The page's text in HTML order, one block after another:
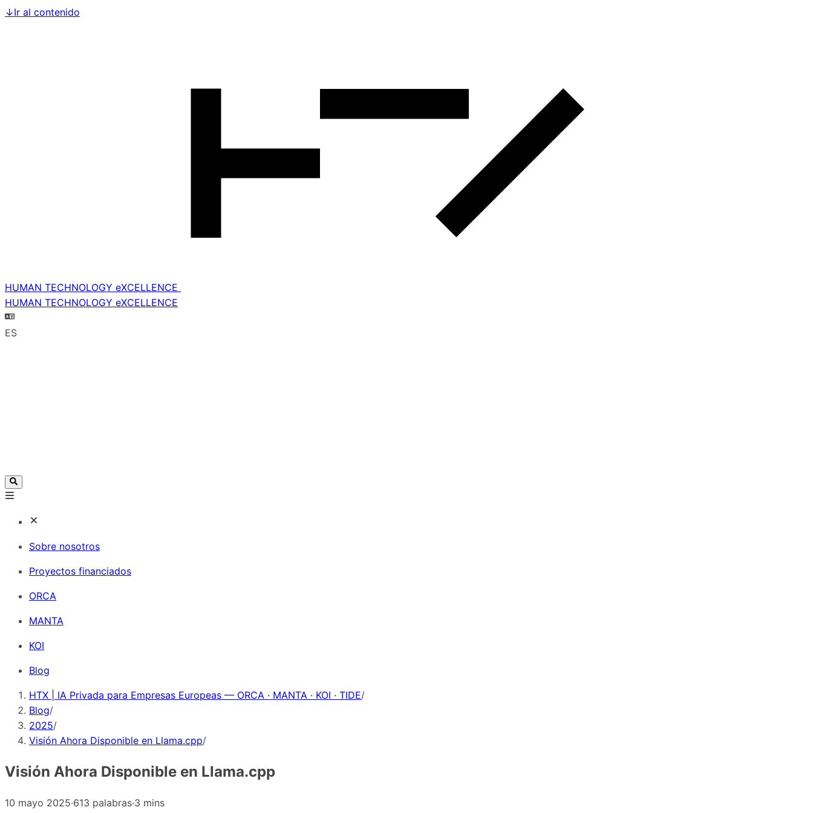
↓Ir al contenido
HUMAN TECHNOLOGY eXCELLENCE
HUMAN TECHNOLOGY eXCELLENCE
ES
Sobre nosotros
Proyectos financiados
ORCA
MANTA
KOI
Blog
HTX | IA Privada para Empresas Europeas — ORCA · MANTA · KOI · TIDE/
Blog/
2025/
Visión Ahora Disponible en Llama.cpp/
Visión Ahora Disponible en Llama.cpp
10 mayo 2025·613 palabras·3 mins